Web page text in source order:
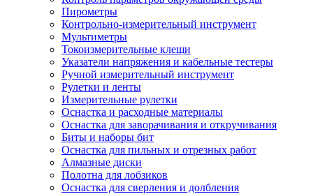
Пирометры
Контрольно-измерительный инструмент
Мультиметры
Токоизмерительные клещи
Указатели напряжения и кабельные тестеры
Ручной измерительный инструмент
Рулетки и ленты
Измерительные рулетки
Оснастка и расходные материалы
Оснастка для заворачивания и откручивания
Биты и наборы бит
Оснастка для пильных и отрезных работ
Алмазные диски
Полотна для лобзиков
Оснастка для сверления и долбления